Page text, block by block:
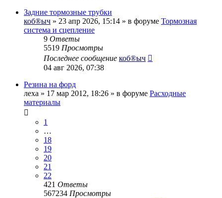
Задние тормозные трубки
коб®ыч » 23 апр 2026, 15:14 » в форуме Тормозная
система и сцепление
9 Ответы
5519 Просмотры
Последнее сообщение коб®ыч
04 авг 2026, 07:38
Резина на форд
леха » 17 мар 2012, 18:26 » в форуме Расходные
материалы
1
…
18
19
20
21
22
421 Ответы
567234 Просмотры